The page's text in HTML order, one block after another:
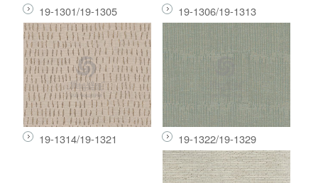
19-1301/19-1305 19-1306/19-1313
19-1314/19-1321 19-1322/19-1329